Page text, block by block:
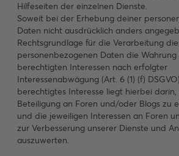
Hilfeseiten der einzelnen Dienste.
Soweit bei der Erhebung deiner
Daten nicht ausdrücklich anders
Rechtsgrundlage für die Verarbeitung
personenbezogenen Daten die Wahrung
berechtigten Interessen nach erfolgter
Interessenabwägung (Art. 6 (1) (f)
berechtigtes Interesse liegt hierbei
Beteiligung an Foren und/oder Blogs zu
und die jeweiligen Interessen an Foren
zur Verbesserung unserer Dienste und
auszuwerten.